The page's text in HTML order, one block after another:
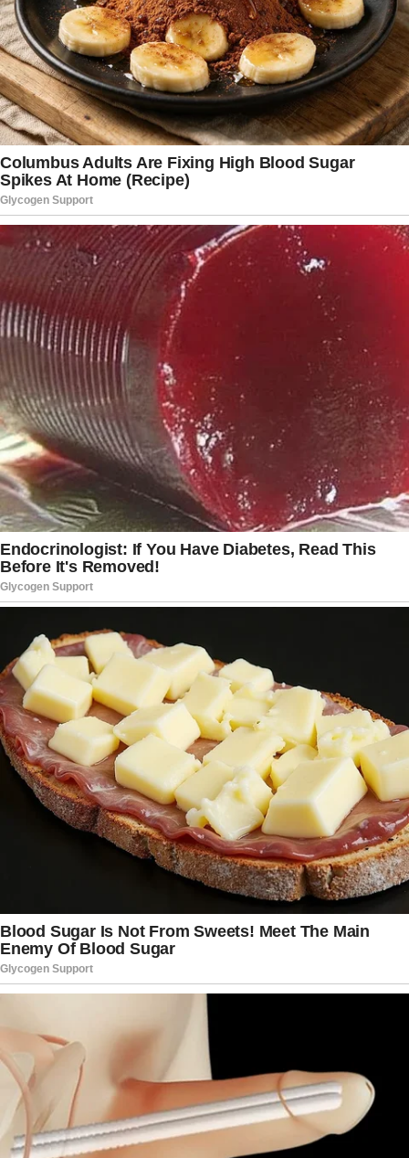
expressiva de apoiadores atentos a cada
novidade, enquanto outros setores da sociedade
acompanham o caso pelo impacto político e
simbólico que ele representa. As redes sociais,
nesse contexto, funcionam como uma ponte
direta entre o ambiente hospitalar e a opinião
pública, acelerando a circulação de notícias.
Em meio a especulações e debates, o episódio
evidencia a importância de uma comunicação
responsável sobre temas de saúde,
especialmente quando envolvem personalidades
conhecidas. O relato de Carlos Bolsonaro buscou
equilibrar emoção e informação, oferecendo ao
leitor um panorama realista da situação atual. À
medida que novas atualizações surgirem, a
expectativa é de que o público continue
acompanhando atentamente, interessado não
apenas no desfecho clínico, mas também nas
implicações humanas e políticas que cercam o
ex-presidente.